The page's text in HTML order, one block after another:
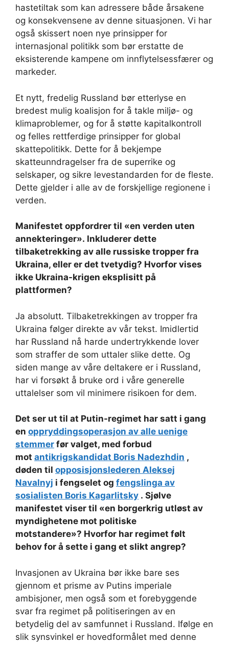
hastetiltak som kan adressere både årsakene
og konsekvensene av denne situasjonen. Vi har
også skissert noen nye prinsipper for
internasjonal politikk som bør erstatte de
eksisterende kampene om innflytelsessfærer og
markeder.
Et nytt, fredelig Russland bør etterlyse en
bredest mulig koalisjon for å takle miljø- og
klimaproblemer, og for å støtte kapitalkontroll
og felles rettferdige prinsipper for global
skattepolitikk. Dette for å bekjempe
skatteunndragelser fra de superrike og
selskaper, og sikre levestandarden for de fleste.
Dette gjelder i alle av de forskjellige regionene i
verden.
Manifestet oppfordrer til «en verden uten
annekteringer». Inkluderer dette
tilbaketrekking av alle russiske tropper fra
Ukraina, eller er det tvetydig? Hvorfor vises
ikke Ukraina-krigen eksplisitt på
plattformen?
Ja absolutt. Tilbaketrekkingen av tropper fra
Ukraina følger direkte av vår tekst. Imidlertid
har Russland nå harde undertrykkende lover
som straffer de som uttaler slike dette. Og
siden mange av våre deltakere er i Russland,
har vi forsøkt å bruke ord i våre generelle
uttalelser som vil minimere risikoen for dem.
Det ser ut til at Putin-regimet har satt i gang
en oppryddingsoperasjon av alle uenige
stemmer før valget, med forbud
mot antikrigskandidat Boris Nadezhdin ,
døden til opposisjonslederen Aleksej
Navalnyj i fengselet og fengslinga av
sosialisten Boris Kagarlitsky . Sjølve
manifestet viser til «en borgerkrig utløst av
myndighetene mot politiske
motstandere»? Hvorfor har regimet følt
behov for å sette i gang et slikt angrep?
Invasjonen av Ukraina bør ikke bare ses
gjennom et prisme av Putins imperiale
ambisjoner, men også som et forebyggende
svar fra regimet på politiseringen av en
betydelig del av samfunnet i Russland. Ifølge en
slik synsvinkel er hovedformålet med denne